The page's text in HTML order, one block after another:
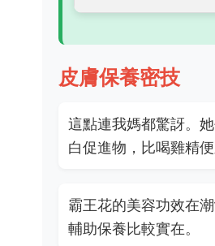
皮膚保養密技
這點連我媽都驚訝。
白促進物，比喝雞精
霸王花的美容功效在
輔助保養比較實在。